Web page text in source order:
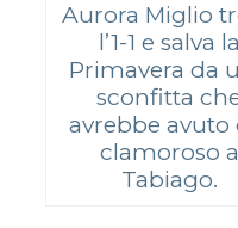
Aurora Miglio
l’1-1 e salva la
Primavera da
sconfitta
avrebbe avuto
clamoroso a
Tabiago.